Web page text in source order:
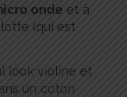
onde et à
(qui est
look violine et
un coton